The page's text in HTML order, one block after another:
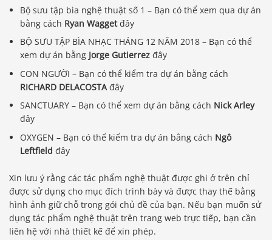
Bộ sưu tập bìa nghệ thuật số 1 – Bạn có thể xem qua dự án
bằng cách Ryan Waggetđây
BỘ SƯU TẬP BÌA NHẠC THÁNG 12 NĂM 2018 – Bạn có thể
xem dự án bằng Jorge Gutierrez đây
CON NGƯỜI – Bạn có thể kiểm tra dự án bằng cách
RICHARD DELACOSTA đây
SANCTUARY – Bạn có thể xem dự án bằng cách Nick Arley
đây
OXYGEN – Bạn có thể kiểm tra dự án bằng cách Ngô
Leftfield đây
Xin lưu ý rằng các tác phẩm nghệ thuật được ghi ở trên chỉ
được sử dụng cho mục đích trình bày và được thay thế bằng
hình ảnh giữ chỗ trong gói chủ đề của bạn. Nếu bạn muốn sử
dụng tác phẩm nghệ thuật trên trang web trực tiếp, bạn cần
liên hệ với nhà thiết kế để xin phép.